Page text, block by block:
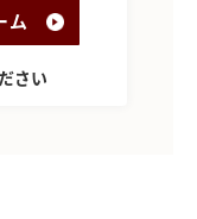
ム
さい